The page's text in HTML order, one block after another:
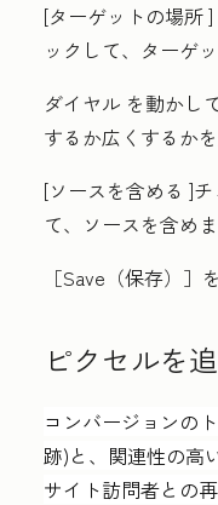
[ターゲットの場所]
ックして、ターゲ
ダイヤル を動かし
するか広く するか
[ソースを含める ]
て、ソースを含めま
［Save（保存）］
ピクセルを
コンバージョンの
跡)と、関連性の高
サイト訪問者との